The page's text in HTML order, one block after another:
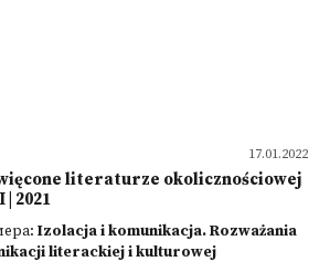
17.01.2022
literaturze okolicznościowej
2021
Izolacja i komunikacja. Rozważania
literackiej i kulturowej